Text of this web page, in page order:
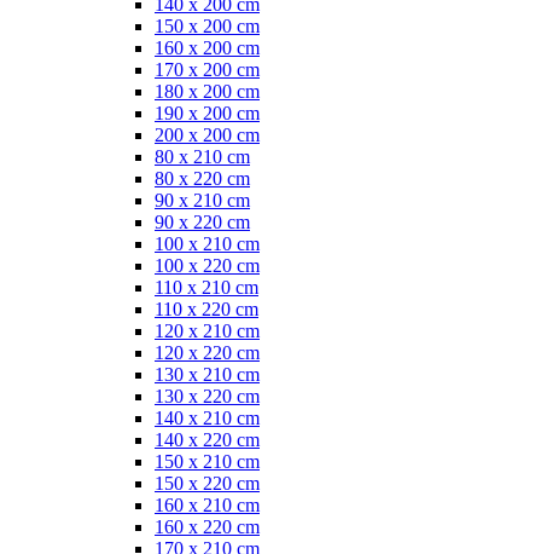
140 x 200 cm
150 x 200 cm
160 x 200 cm
170 x 200 cm
180 x 200 cm
190 x 200 cm
200 x 200 cm
80 x 210 cm
80 x 220 cm
90 x 210 cm
90 x 220 cm
100 x 210 cm
100 x 220 cm
110 x 210 cm
110 x 220 cm
120 x 210 cm
120 x 220 cm
130 x 210 cm
130 x 220 cm
140 x 210 cm
140 x 220 cm
150 x 210 cm
150 x 220 cm
160 x 210 cm
160 x 220 cm
170 x 210 cm